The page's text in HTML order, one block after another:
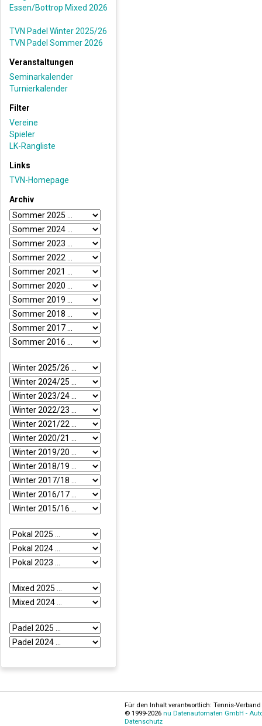
Essen/Bottrop Mixed 2026
TVN Padel Winter 2025/26
TVN Padel Sommer 2026
Veranstaltungen
Seminarkalender
Turnierkalender
Filter
Vereine
Spieler
LK-Rangliste
Links
TVN-Homepage
Archiv
Für den Inhalt verantwortlich: Tennis-
© 1999-2026 nu Datenautomaten GmbH -
Datenschutz